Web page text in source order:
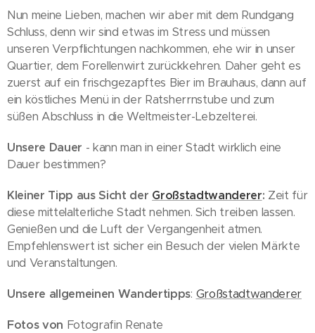
Nun meine Lieben, machen wir aber mit dem Rundgang
Schluss, denn wir sind etwas im Stress und müssen
unseren Verpflichtungen nachkommen, ehe wir in unser
Quartier, dem Forellenwirt zurückkehren. Daher geht es
zuerst auf ein frischgezapftes Bier im Brauhaus, dann auf
ein köstliches Menü in der Ratsherrnstube und zum
süßen Abschluss in die Weltmeister-Lebzelterei.
Unsere Dauer - kann man in einer Stadt wirklich eine
Dauer bestimmen?
Kleiner Tipp aus Sicht der Großstadtwanderer: Zeit für
diese mittelalterliche Stadt nehmen. Sich treiben lassen.
Genießen und die Luft der Vergangenheit atmen.
Empfehlenswert ist sicher ein Besuch der vielen Märkte
und Veranstaltungen.
Unsere allgemeinen Wandertipps: Großstadtwanderer
Fotos von Fotografin Renate